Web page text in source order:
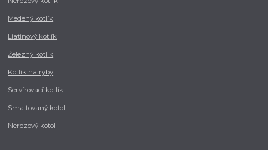
Medený kotlík
Liatinový kotlík
Železný kotlík
Kotlík na ryby
Servírovací kotlík
Smaltovaný kotol
Nerezový kotol